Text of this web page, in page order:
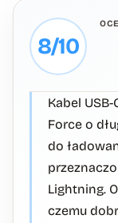
8/10
Kabel USB-
Force o
do
Lightning.
czemu